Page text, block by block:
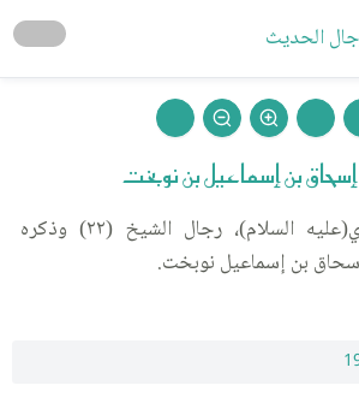
الحديث
من أصحاب الهادي(عليه السلام)، رجال الشيخ (٢٢) وذكره
بن إسماعيل نوبخت.